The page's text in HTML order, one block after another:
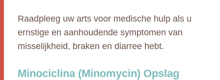
Raadpleeg uw arts voor medische hulp als u
ernstige en aanhoudende symptomen van
misselijkheid, braken en diarree hebt.
Minociclina (Minomycin) Opslag